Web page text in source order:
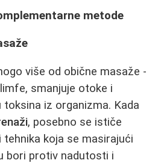
metode
više od obične masaže -
smanjuje otoke i
iz organizma. Kada
, posebno se ističe
tehnika koja se masirajući
bori protiv nadutosti i